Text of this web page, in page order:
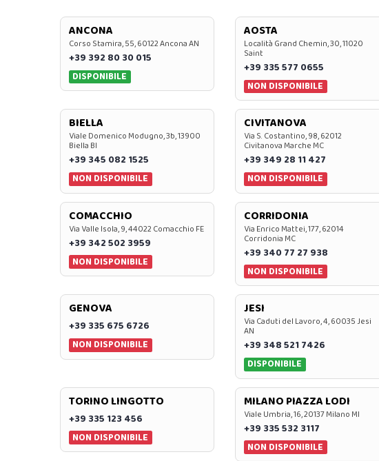
ANCONA
Corso Stamira, 55, 60122 Ancona AN
+39 392 80 30 015
DISPONIBILE
AOSTA
Località Grand Chemin, 30, 11020
Saint
+39 335 577 0655
NON DISPONIBILE
BIELLA
Viale Domenico Modugno, 3b, 13900
Biella BI
+39 345 082 1525
NON DISPONIBILE
CIVITANOVA
Via S. Costantino, 98, 62012
Civitanova Marche MC
+39 349 28 11 427
NON DISPONIBILE
COMACCHIO
Via Valle Isola, 9, 44022 Comacchio FE
+39 342 502 3959
NON DISPONIBILE
CORRIDONIA
Via Enrico Mattei, 177, 62014
Corridonia MC
+39 340 77 27 938
NON DISPONIBILE
GENOVA
+39 335 675 6726
NON DISPONIBILE
JESI
Via Caduti del Lavoro, 4, 60035 Jesi
AN
+39 348 521 7426
DISPONIBILE
TORINO LINGOTTO
+39 335 123 456
NON DISPONIBILE
MILANO PIAZZA LODI
Viale Umbria, 16, 20137 Milano MI
+39 335 532 3117
NON DISPONIBILE